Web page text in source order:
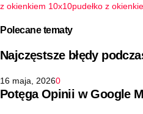
z okienkiem 10x10pudełko z
Polecane tematy
Najczęstsze błędy
16 maja, 20260
Potęga Opinii w Google